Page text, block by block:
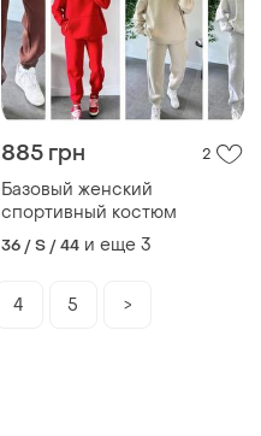
885 грн 2
Базовый женский
спортивный костюм
36 / S / 44 и еще 3
4 5 >